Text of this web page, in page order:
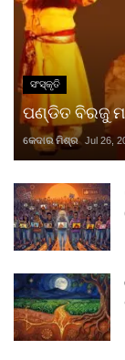
ସଂସ୍କୃତି
ପଣ୍ଡିତ ବିରଜୁ
କେଦାର ମିଶ୍ର Jul 26,